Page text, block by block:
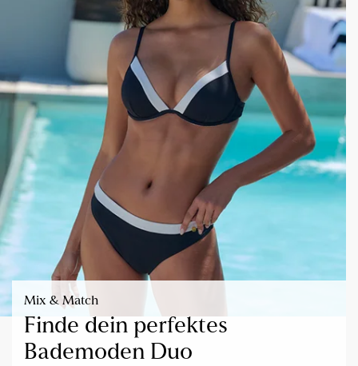
Mix & Match
Finde dein perfektes
Bademoden Duo